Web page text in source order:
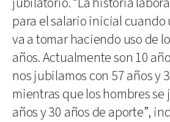
para el salario inicial cuando
va a tomar haciendo uso de
años. Actualmente son 10
nos jubilamos con 57 años y
mientras que los hombres
años y 30 años de aporte”,